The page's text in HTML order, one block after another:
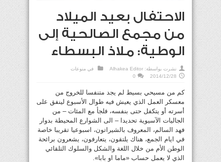
الاحتفال بعيد الميلاد
من مجمع الصالحية إلى
الوطية: ملاذ البسطاء
نشرت بواسطة: Alhakea Editor في منوعات
2014/12/28
0
كم من مسيحي بسيط لم يجد متنفسا للخروج من
معسكر العمل الذي يعيش فيه طوال الأسبوع لينفق على
أسرته أو يتكفل حتى بنفسه، فلجأ مع المئات – من
الجاليات الآسيوية تحديدا – الى الشوارع المحيطة بدوار
فهد السالم، المعروف بالشيراتون، اسبوعيا تقريبا خاصة
في ايام الجمع، هناك يلتقون، يتعارفون، يشعرون برائحة
الوطن الأم من خلال اللغة والشكل والسلوك التلقائي
الذي لا يعمل حساب «ماما او بابا».